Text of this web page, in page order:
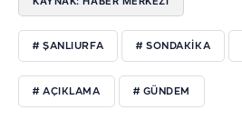
# ŞANLIURFA # SONDAKIKA
# AÇIKLAMA # GÜNDEM